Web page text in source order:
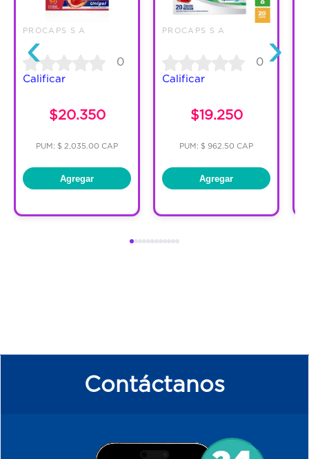
‹
PROCAPS S A
0
Calificar
$20.350
PUM: $ 2,035.00 CAP
Agregar
PROCAPS S A
0
Calificar
$19.250
PUM: $ 962.50 CAP
Agregar
›
Contáctanos